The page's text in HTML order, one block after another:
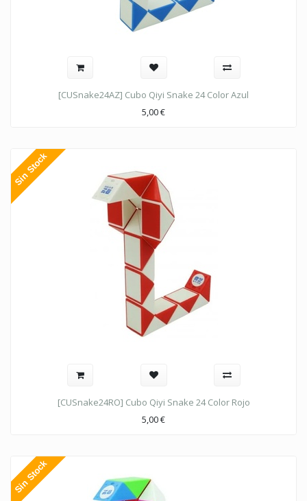
[CUSnake24AZ] Cubo Qiyi Snake 24 Color Azul
5,00€
Sin Stock
[CUSnake24RO] Cubo Qiyi Snake 24 Color Rojo
5,00€
Sin Stock